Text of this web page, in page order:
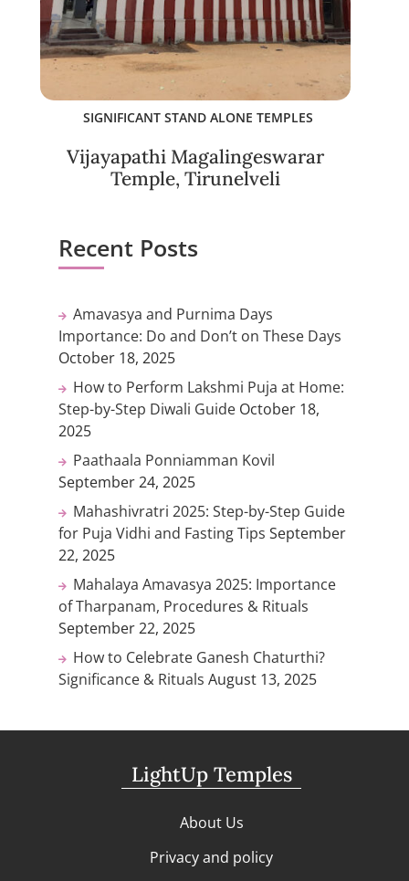
SIGNIFICANT STAND ALONE TEMPLES
Vijayapathi Magalingeswarar
Temple, Tirunelveli
Recent Posts
Amavasya and Purnima Days
Importance: Do and Don’t on These Days
October 18, 2025
How to Perform Lakshmi Puja at Home:
Step-by-Step Diwali Guide October 18,
2025
Paathaala Ponniamman Kovil
September 24, 2025
Mahashivratri 2025: Step-by-Step Guide
for Puja Vidhi and Fasting Tips September
22, 2025
Mahalaya Amavasya 2025: Importance
of Tharpanam, Procedures & Rituals
September 22, 2025
How to Celebrate Ganesh Chaturthi?
Significance & Rituals August 13, 2025
LightUp Temples
About Us
Privacy and policy